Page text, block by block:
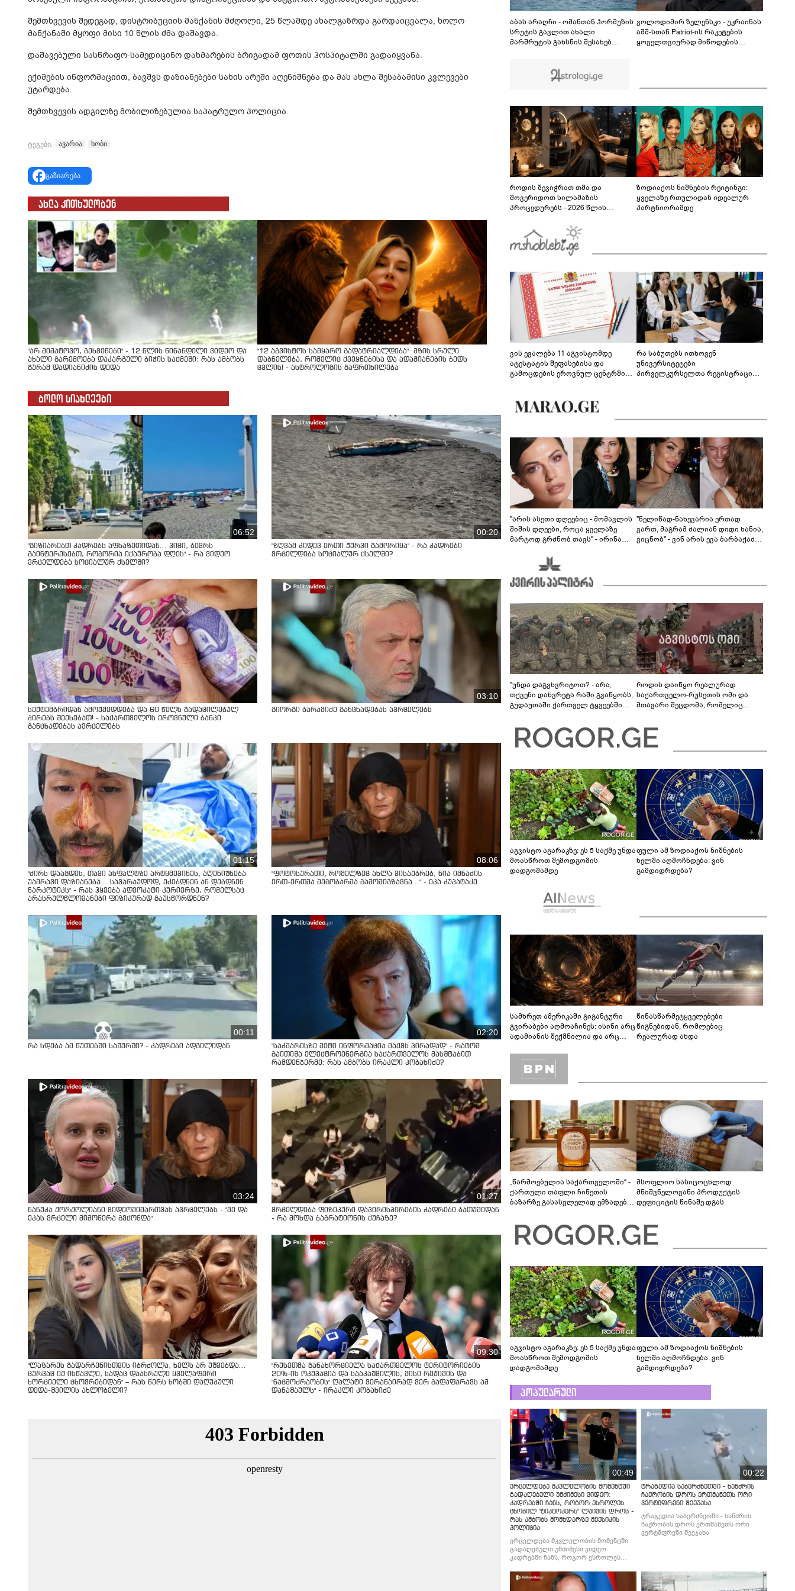
08:06
გამომიგზავნა..." - ეკა კუპატაძე
შემთხვევის შედეგად, დისტრიბუციის მანქანის მძღოლი, 25 წლამდე ახალგაზრდა გარდაიცვალა, ხოლო
მანქანაში მყოფი მისი 10 წლის ძმა დაშავდა.
დაშავებული სასწრაფო-სამედიცინო დახმარების ბრიგადამ ფოთის ჰოსპიტალში გადაიყვანა.
ექიმების ინფორმაციით, ბავშვს დაზიანებები სახის არეში აღენიშნება და მას ახლა შესაბამისი კვლევები
უტარდება.
შემთხვევის ადგილზე მობილიზებულია საპატრულო პოლიცია.
ტეგები: ავარია ხობი
გაზიარება
ახლა კითხულობენ
"არ მიმატოვო, გეხვეწები" - 12 წლის წინანდელი ვიდეო და
ახალი გარემოება დაკარგული ბიჭის საქმეში: რას ამბობს
გურამ დადიანიძის დედა
"12 აგვისტოს სამყარო გადატრიალდება": მზის სრული
დაბნელება, რომელიც ქვეყნებისა და ადამიანების ბედს
ცვლის! - ასტროლოგის გაფრთხილება
ბოლო სიახლეები
06:52
"გიზიარებთ კადრებს აფხაზეთიდან... ვიცი, ბევრს
გაინტერესებთ, როგორია იქაურობა დღეს" - რა ვიდეო
ვრცელდება სოციალურ ქსელში?
00:20
"ზღვამ კიდევ ერთი ჭურვი გამორიყა" - რა კადრები
ვრცელდება სოციალურ ქსელში?
სექტემბრიდან ამოქმედდება და 60 წელს გადაცილებულ
პირებს შეეხებათ! - საქართველოს ეროვნული ბანკი
განცხადებას ავრცელებს
03:10
გიორგი ბარამიძე განცხადებას ავრცელებს
01:15
"ძირს დააგდეს, თავი ასფალტზე არტყმევინეს, აღენიშნება
უამრავი დაზიანება... სავარაუდოდ, ეძებდნენ ან დებდნენ
ნარკოტიკს" - რას ჰყვება ადვოკატი კურიერზე, რომელსაც
არასრულწლოვანები ფიზიკურად გაუსწორდნენ?
08:06
"ფოტოსურათი, რომელზეც ახლა ვისაუბრებ, ნია იმნაძის
ერთ-ერთმა მეგობარმა გამომიგზავნა..." - ეკა კუპატაძე
00:11
რა ხდება ამ წუთებში ხაშურში? - კადრები ადგილიდან
02:20
"საკმარისზე მეტი ინფორმაცია მაქვს პირადად" - რატომ
გაითიშა ელექტროენერგია საქართველოს მასშტაბით
რამდენჯერმე: რას ამბობს ირაკლი კობახიძე?
03:24
ნანუკა ჟორჟოლიანი ვიდეომიმართვას ავრცელებს - "მე და
ეკას ვრცელი მიმოწერა გვქონდა"
01:27
ვრცელდება ფიზიკური დაპირისპირების კადრები ბათუმიდან
- რა მოხდა ბაგრატიონის ქუჩაზე?
"ლაზარეს გადარჩენისთვის იბრძოლა, ხელს არ უშვებდა…
ცურვაც იქ ისწავლე, სადაც დაასრულე ყველაფერი
ხორციელი ცხოვრებიდან" – რას წერს ხობში დაღუპული
დედა-შვილის ახლობელი?
09:30
"რუსეთმა განახორციელა საქართველოს ტერიტორიების
20%-ის ოკუპაცია და სააკაშვილის, მისი რეჟიმის და
"ნაცმოძრაობის" ღალატი ვერანაირად ვერ გადაფარავს ამ
დანაშაულს" - ირაკლი კობახიძე
აბას არაღჩი - ომანთან ჰორმუზის
სრუტის გავლით ახალი
მარშრუტის გახსნის შესახებ
გაგებული, როგორც ჰორმუზის
სრუტის ხელახლა გახსნა
ვოლოდიმირ ზელენსკი - უკრაინას
აშშ-სთან Patriot-ის რაკეტების
ყოველთვიურად მიწოდების
როდის შევიჭრათ თმა და
მოვერიდოთ სილამაზის
პროცედურებს - 2026 წლის
გზამკვლევი
ზოდიაქოს ნიშნების რეიტინგი:
ყველაზე რთულიდან იდეალურ
პარტნიორამდე
ვის ევალება 11 აგვისტომდე
ატესტატის შეფასებისა და
გამოცდების ეროვნულ ცენტრში
რა საბუთებს ითხოვენ
უნივერსიტეტები
პირველკურსელთა რეგისტრაციის
"არის ასეთი დღეებიც - მომავლის
შიშის დღეები, როცა ყველაზე
მარტოდ გრძნობ თავს" - ირინა
"წელიწად-ნახევარია ერთად
ვართ, მაგრამ ძალიან დიდი ხანია,
ვიცნობ" - ვინ არის ევა ბარბაქაძის
"უნდა დაგვხვრიტოთ? - არა,
თქვენი დახვრეტა რაში გვაწყობს,
გუდაუთაში ქართველ ტყვეებში
როდის დაიწყო რეალურად
საქართველო-რუსეთის ომი და
მთავარი შეცდომა, რომელიც
აგვისტო აგარაკზე: ეს 5 საქმე უნდა
მოასწროთ შემოდგომის
დადგომამდე
ფული ამ ზოდიაქოს ნიშნების
ხელში აღმოჩნდება: ვინ
გამდიდრდება?
სამხრეთ ამერიკაში გიგანტური
გვირაბები აღმოაჩინეს: ისინი არც
ადამიანის შექმნილია და არც
ლაბირინთები?
წინასწარმეტყველებები
წიგნებიდან, რომლებიც
რეალურად ახდა
„წარმოებულია საქართველოში“ -
ქართული თაფლი ჩინეთის
ბაზარზე გასასვლელად ემზადება -
მსოფლიო სასიცოცხლოდ
მნიშვნელოვანი პროდუქტის
დეფიციტის წინაშე დგას
აგვისტო აგარაკზე: ეს 5 საქმე უნდა
მოასწროთ შემოდგომის
დადგომამდე
ფული ამ ზოდიაქოს ნიშნების
ხელში აღმოჩნდება: ვინ
გამდიდრდება?
პოპულარული
00:49
ვრცელდება მკვლელობის მომენტში
გადაღებული უმძიმესი ვიდეო:
კადრებში ჩანს, როგორ ესროლეს
ცნობილ "ტიკტოკერს" ლაივის დროს -
რას ამბობს მომხდარზე მექსიკის
პოლიცია
ვრცელდება მკვლელობის მომენტში
გადაღებული უმძიმესი ვიდეო:
კადრებში ჩანს, როგორ ესროლეს
რას ამბობს მომხდარზე მექსიკის
პოლიცია
00:22
ტრაგედია საბერძნეთში - ხანძრის
ჩაქრობის დროს ერთმანეთს ორი
ვერტმფრენი შეეჯახა
ტრაგედია საბერძნეთში - ხანძრის
ჩაქრობის დროს ერთმანეთს ორი
ვერტმფრენი შეეჯახა